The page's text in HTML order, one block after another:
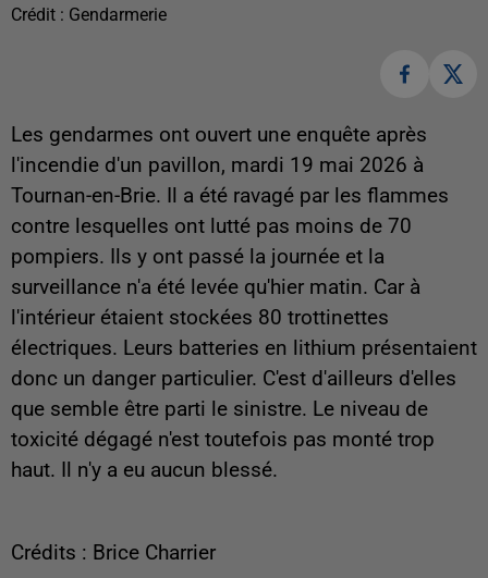
Crédit : Gendarmerie
Les gendarmes ont ouvert une enquête après
l'incendie d'un pavillon, mardi 19 mai 2026 à
Tournan-en-Brie. Il a été ravagé par les flammes
contre lesquelles ont lutté pas moins de 70
pompiers. Ils y ont passé la journée et la
surveillance n'a été levée qu'hier matin. Car à
l'intérieur étaient stockées 80 trottinettes
électriques. Leurs batteries en lithium présentaient
donc un danger particulier. C'est d'ailleurs d'elles
que semble être parti le sinistre. Le niveau de
toxicité dégagé n'est toutefois pas monté trop
haut. Il n'y a eu aucun blessé.
Crédits : Brice Charrier